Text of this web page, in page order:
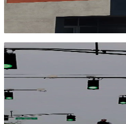
Luuk Disveld
Account Director Banny.io
Zonder doel geen
doelen aan formats
Luuk Disveld